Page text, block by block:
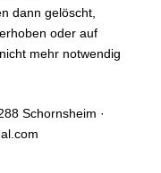
dann gelöscht,
oder auf
mehr notwendig
Schornsheim ·